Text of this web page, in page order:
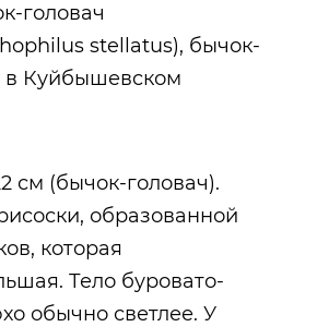
головач
stellatus), бычок-
в Куйбышевском
см (бычок-головач).
образованной
которая
Тело буровато-
обычно светлее. У
Палицын Иван